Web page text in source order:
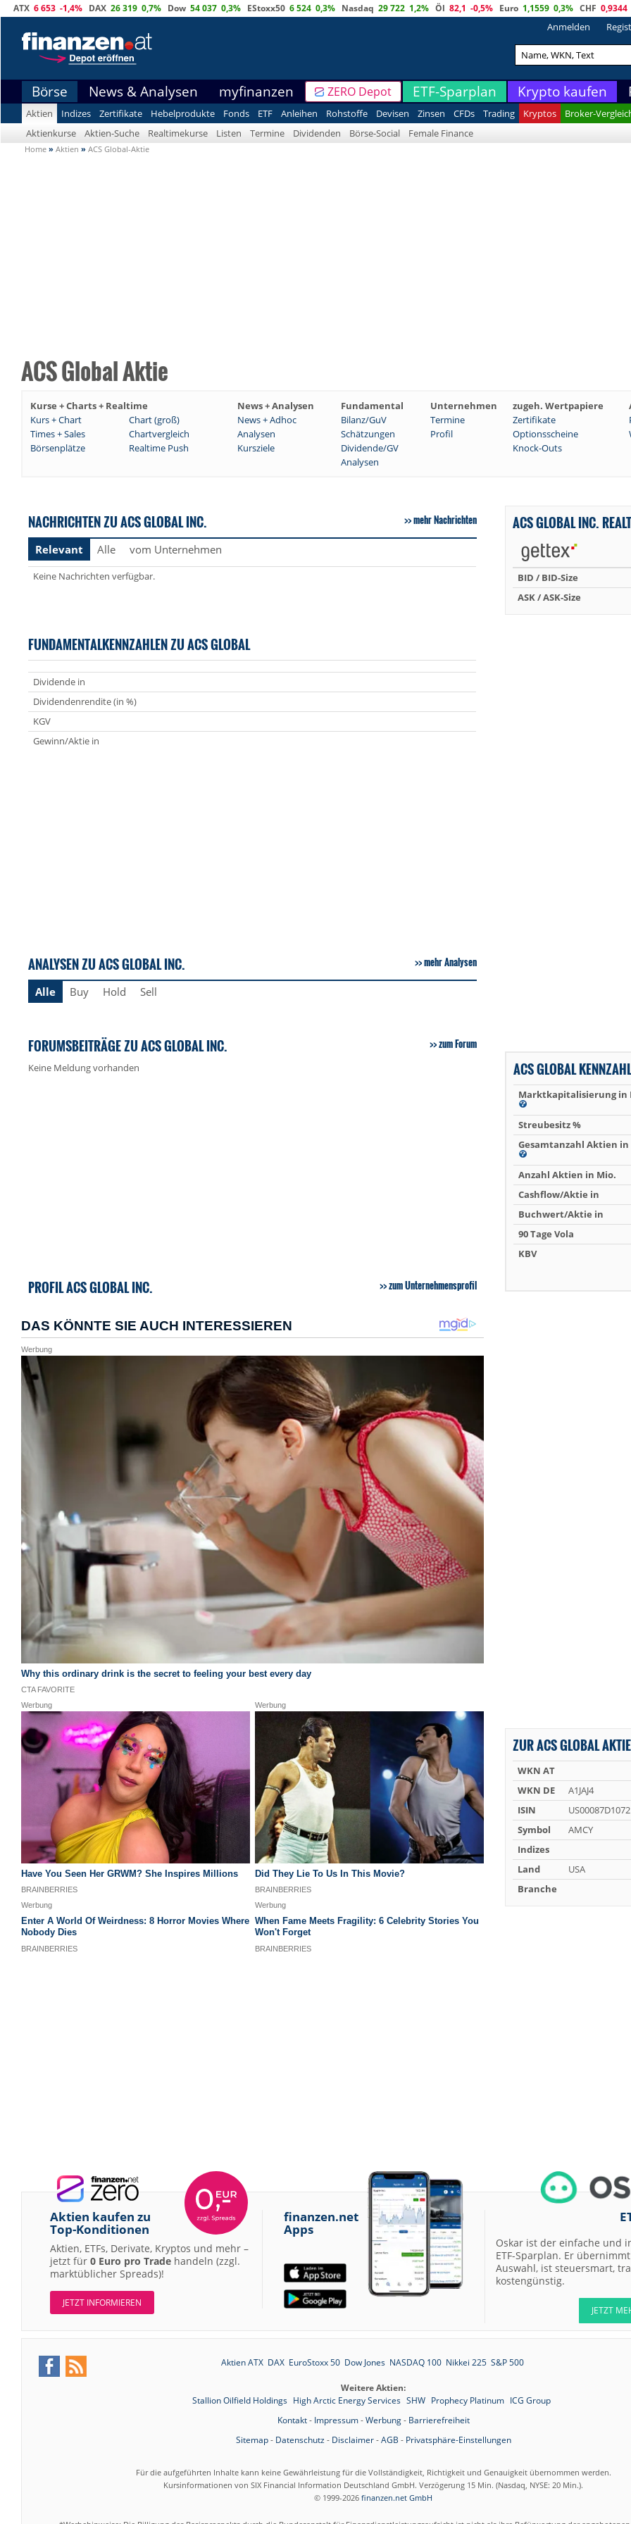
ATX 6 653 -1,4% DAX 26 319 0,7% Dow 54 037 0,3% EStoxx50 6 524 0,3% Nasdaq 29 722 1,2% Öl 82,1 -0,5% Euro 1,1559 0,3% CHF 0,9344
Anmelden
Börse News & Analysen myfinanzen ZERO Depot ETF-Sparplan Krypto kaufen
Aktien Indizes Zertifikate Hebelprodukte Fonds ETF Anleihen Rohstoffe Devisen Zinsen CFDs Trading Kryptos
Broker-
Aktienkurse
Aktien-Suche Realtimekurse Listen Termine Dividenden Börse-Social Female Finance
Home » Aktien » ACS Global-Aktie
ACS Global Aktie
Kurse + Charts + Realtime News + Analysen Fundamental Unternehmen zugeh. Wertpapiere
Kurs + Chart
Chart (groß) News + Adhoc Bilanz/GuV Termine Zertifikate
Times + Sales
Chartvergleich Analysen Schätzungen Profil Optionsscheine
Börsenplätze
Realtime Push Kursziele Dividende/GV
Knock-Outs
Analysen
NACHRICHTEN ZU ACS GLOBAL INC. mehr Nachrichten
Relevant Alle vom Unternehmen
Keine Nachrichten verfügbar.
FUNDAMENTALKENNZAHLEN ZU ACS GLOBAL
Dividende in
Dividendenrendite (in %)
KGV
Gewinn/Aktie in
ANALYSEN ZU ACS GLOBAL INC. mehr Analysen
Alle Buy Hold Sell
FORUMSBEITRÄGE ZU ACS GLOBAL INC. zum Forum
Keine Meldung vorhanden
PROFIL ACS GLOBAL INC. zum Unternehmensprofil
ACS GLOBAL INC.
BID / BID-Size
ASK / ASK-Size
ACS GLOBAL
Marktkapitalisierung in
Streubesitz %
Gesamtanzahl Aktien in
Anzahl Aktien in Mio.
Cashflow/Aktie in
Buchwert/Aktie in
90 Tage Vola
KBV
ZUR ACS GLOBAL AKTIE
WKN AT
WKN DE
A1JAJ4
ISIN
US00087D1072
Symbol
AMCY
Indizes
Land
USA
Branche
Aktien kaufen zu
Top-Konditionen
Aktien, ETFs, Derivate, Kryptos und mehr –
jetzt für 0 Euro pro Trade handeln (zzgl.
marktüblicher Spreads)!
JETZT INFORMIEREN
finanzen.net
Apps
Oskar ist der einfache und
ETF-Sparplan. Er
Auswahl, ist steuersmart,
kostengünstig.
JETZT
Aktien ATX DAX EuroStoxx 50 Dow Jones NASDAQ 100 Nikkei 225 S&P 500
Weitere Aktien:
Stallion Oilfield Holdings High Arctic Energy Services SHW Prophecy Platinum ICG Group
Kontakt- Impressum-Werbung- Barrierefreiheit
Sitemap- Datenschutz- Disclaimer-AGB - Privatsphäre-Einstellungen
Für die aufgeführten Inhalte kann keine Gewährleistung für die Vollständigkeit, Richtigkeit und Genauigkeit übernommen werden.
Kursinformationen von SIX Financial Information Deutschland GmbH. Verzögerung 15 Min. (Nasdaq, NYSE: 20 Min.).
© 1999-2026 finanzen.net GmbH